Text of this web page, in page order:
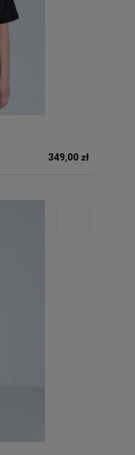
349,00 zł